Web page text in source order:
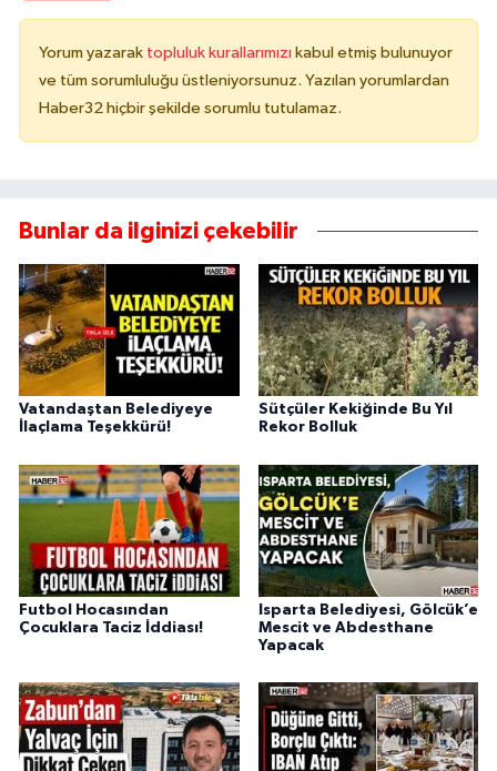
Yorum yazarak topluluk kurallarımızı kabul etmiş bulunuyor
ve tüm sorumluluğu üstleniyorsunuz. Yazılan yorumlardan
Haber32 hiçbir şekilde sorumlu tutulamaz.
Bunlar da ilginizi çekebilir
Vatandaştan Belediyeye
İlaçlama Teşekkürü!
Sütçüler Kekiğinde Bu Yıl
Rekor Bolluk
Futbol Hocasından
Çocuklara Taciz İddiası!
Isparta Belediyesi, Gölcük’e
Mescit ve Abdesthane
Yapacak